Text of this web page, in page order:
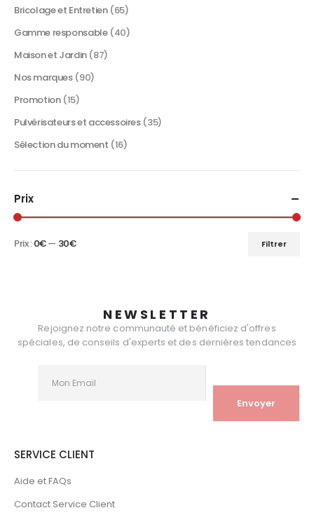
page
Bricolage et Entretien (65)
Gamme responsable (40)
Maison et Jardin (87)
Nos marques (90)
Promotion (15)
Pulvérisateurs et accessoires (35)
Sélection du moment (16)
Prix
Filtrer
Prix :0€— 30€
NEWSLETTER
Rejoignez notre communauté et bénéficiez d'offres
spéciales, de conseils d'experts et des dernières tendances
SERVICE CLIENT
Aide et FAQs
Contact Service Client